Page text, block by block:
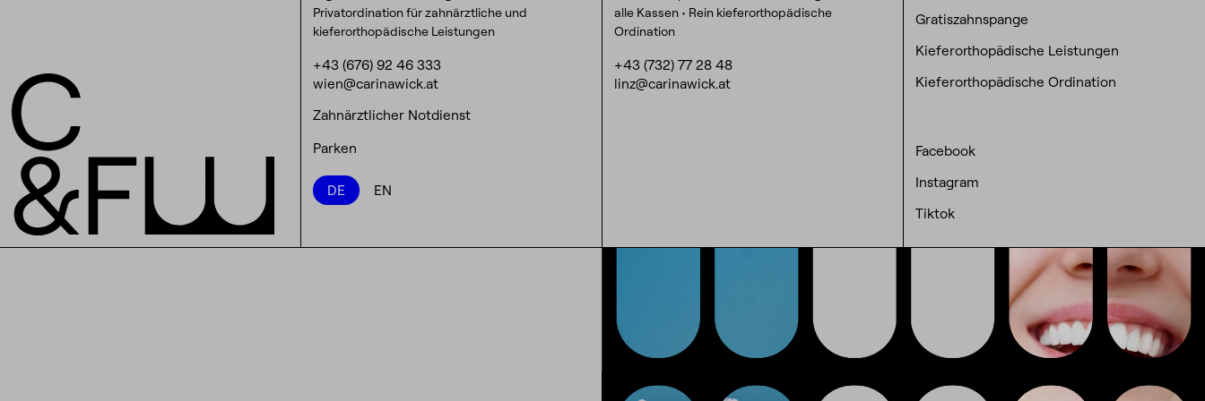
Privatordination für zahnärztliche und
kieferorthopädische Leistungen
+43 (676) 92 46 333
wien@carinawick.at
Zahnärztlicher Notdienst
Parken
DE EN
alle Kassen • Rein kieferorthopädische
Ordination
+43 (732) 77 28 48
linz@carinawick.at
Gratiszahnspange
Kieferorthopädische Leistungen
Kieferorthopädische Ordination
Facebook
Instagram
Tiktok